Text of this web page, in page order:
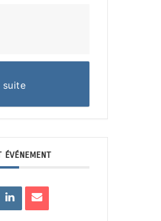
suite
ÉVÉNEMENT